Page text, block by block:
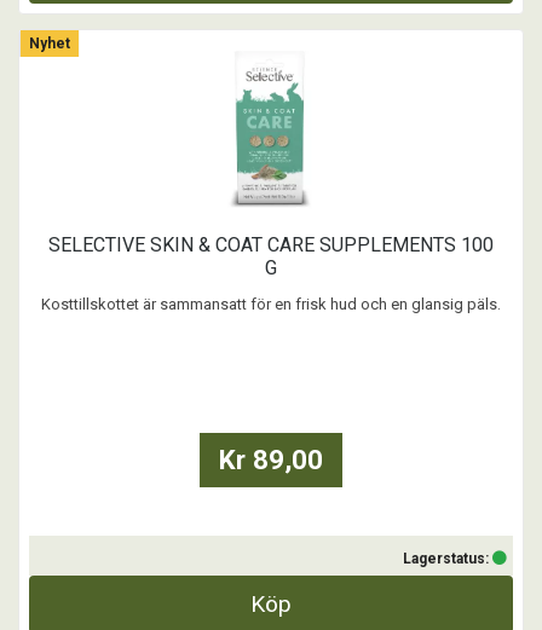
Nyhet
SELECTIVE SKIN & COAT CARE SUPPLEMENTS 100
G
Kosttillskottet är sammansatt för en frisk hud och en glansig päls.
Kr 89,00
Lagerstatus:
Köp